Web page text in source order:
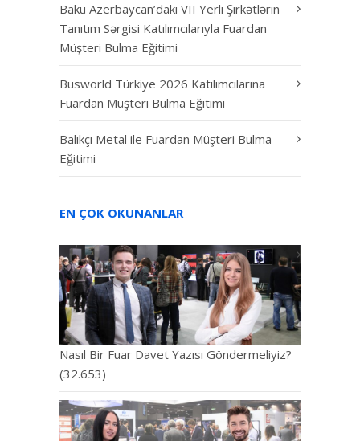
Bakü Azerbaycan’daki VII Yerli Şirkətlərin
Tanıtım Sərgisi Katılımcılarıyla Fuardan
Müşteri Bulma Eğitimi
Busworld Türkiye 2026 Katılımcılarına
Fuardan Müşteri Bulma Eğitimi
Balıkçı Metal ile Fuardan Müşteri Bulma
Eğitimi
EN ÇOK OKUNANLAR
Nasıl Bir Fuar Davet Yazısı Göndermeliyiz?
(32.653)